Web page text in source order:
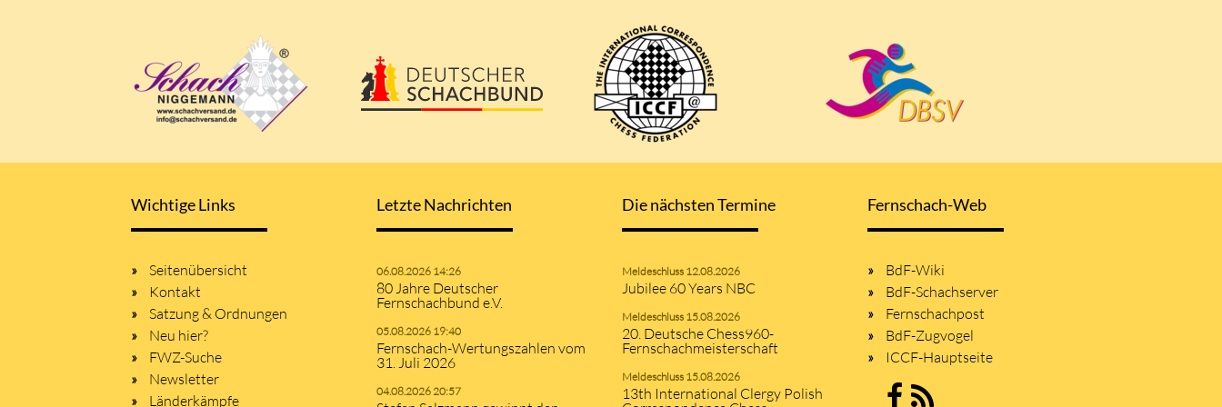
Wichtige Links
Seitenübersicht
Kontakt
Satzung & Ordnungen
Neu hier?
FWZ-Suche
Newsletter
Länderkämpfe
Letzte Nachrichten
06.08.2026 14:26
80 Jahre Deutscher
Fernschachbund e.V.
05.08.2026 19:40
Fernschach-Wertungszahlen vom
31. Juli 2026
04.08.2026 20:57
Die nächsten Termine
Meldeschluss 12.08.2026
Jubilee 60 Years NBC
Meldeschluss 15.08.2026
20. Deutsche Chess960-
Fernschachmeisterschaft
Meldeschluss 15.08.2026
13th International Clergy Polish
Fernschach-Web
BdF-Wiki
BdF-Schachserver
Fernschachpost
BdF-Zugvogel
ICCF-Hauptseite